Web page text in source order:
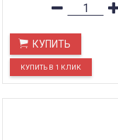
КУПИТЬ